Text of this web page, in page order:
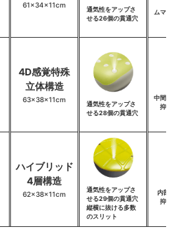
61×34×11cm
通気性をアップさ
せる26個の貫通穴
ムマ
4D感覚特殊
立体構造
63×38×11cm
通気性をアップさ
せる28個の貫通穴
中間
抑
ハイブリッド
4層構造
62×38×11cm
通気性をアップさ
せる29個の貫通穴
縦横に抜ける多数
のスリット
内部
抑